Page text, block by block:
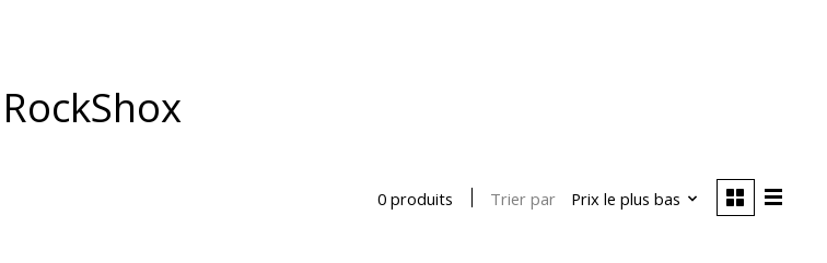
RockShox
0 produits Trier par Prix le plus bas